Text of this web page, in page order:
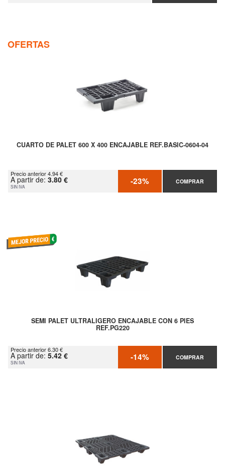
OFERTAS
CUARTO DE PALET 600 X 400 ENCAJABLE REF.BASIC-0604-04
Precio anterior 4.94 €
A partir de: 3.80 €
SIN IVA -23% COMPRAR
SEMI PALET ULTRALIGERO ENCAJABLE CON 6 PIES
REF.PG220
Precio anterior 6.30 €
A partir de: 5.42 €
SIN IVA -14% COMPRAR